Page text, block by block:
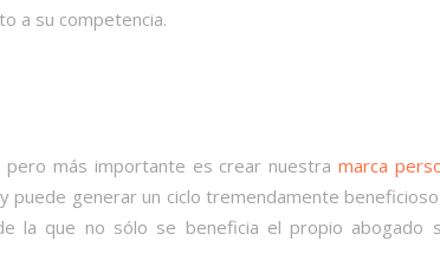
a su competencia.
más importante es crear nuestra marca
puede generar un ciclo tremendamente
la que no sólo se beneficia el propio abogado